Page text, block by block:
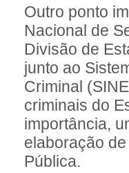
Outro ponto
Nacional de
Divisão de
junto ao
Criminal
criminais do
importância,
elaboração
Pública.